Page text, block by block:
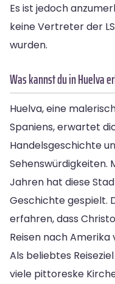
Es ist jedoch
keine Vertreter der
wurden.
Was kannst du in Huelva
Huelva, eine
Spaniens, erwartet
Handelsgeschichte
Sehenswürdigkeiten.
Jahren hat diese
Geschichte gespielt.
erfahren, dass
Reisen nach
Als beliebtes
viele pittoreske